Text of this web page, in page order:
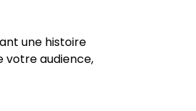
une histoire
votre audience,